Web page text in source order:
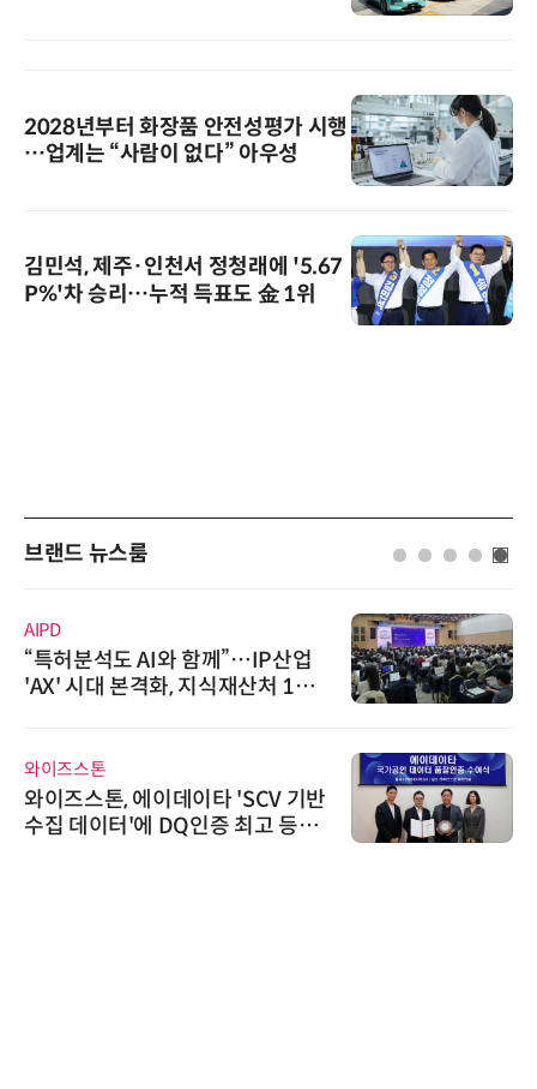
2028년부터 화장품 안전성평가 시행
…업계는 “사람이 없다” 아우성
김민석, 제주·인천서 정청래에 '5.67
P%'차 승리…누적 득표도 金 1위
브랜드 뉴스룸
AIPD
“특허분석도 AI와 함께”…IP산업
'AX' 시대 본격화, 지식재산처 1호
와이즈스톤
와이즈스톤, 에이데이타 'SCV 기반
수집 데이터'에 DQ인증 최고 등급